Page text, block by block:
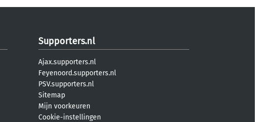
Supporters.nl
Ajax.supporters.nl
Feyenoord.supporters.nl
PSV.supporters.nl
Sitemap
Mijn voorkeuren
Cookie-instellingen